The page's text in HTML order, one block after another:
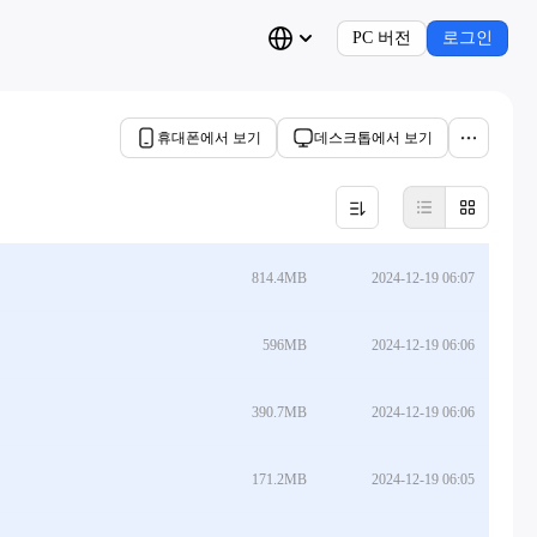
PC 버전 로그인
휴대폰에서 보기 데스크톱에서 보기
814.4MB 2024-12-19 06:07
596MB 2024-12-19 06:06
390.7MB 2024-12-19 06:06
171.2MB 2024-12-19 06:05